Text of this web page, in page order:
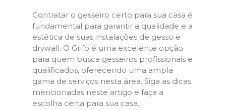
Contratar o gesseiro certo para sua casa é
fundamental para garantir a qualidade e a
estética de suas instalações de gesso e
drywall. O Grifo é uma excelente opção
para quem busca gesseiros profissionais e
qualificados, oferecendo uma ampla
gama de serviços nesta área. Siga as dicas
mencionadas neste artigo e faça a
escolha certa para sua casa.